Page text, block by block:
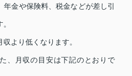
年金や保険料、税金などが差し引
より低くなります。
、月収の目安は下記のとおりで